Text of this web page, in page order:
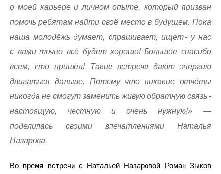
о моей карьере и личном опыте, который призван
помочь ребятам найти своё место в будущем. Пока
наша молодёжь думает, спрашивает, ищет - у нас
с вами точно всё будет хорошо! Большое спасибо
всем, кто пришёл! Такие встречи дают энергию
двигаться дальше. Потому что никакие отчёты
никогда не смогут заменить живую обратную связь -
настоящую, честную и очень нужную!» —
поделилась своими впечатлениями Наталья
Назарова.
Во время встречи с Натальей Назаровой Роман Зыков